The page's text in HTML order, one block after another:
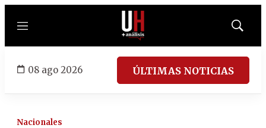
Menú
Mostrar
08 ago 2026 ÚLTIMAS NOTICIAS
Nacionales